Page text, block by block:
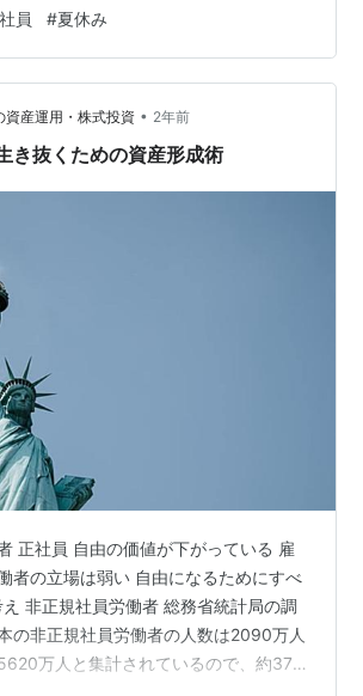
てしまったので夏休みの小学生の利用
活発すぎて、そわそわしてしまう。 そ
我しないかとかもあるし、周囲の乳幼
いかも ひやっとする場面がある。保護
もたちになら、必要があれば職員が 声
員 #夏休み
資産運用・株式投資 • 2年前
き抜くための資産形成術
正社員 自由の価値が下がっている 雇
者の立場は弱い 自由になるためにすべ
非正規社員労働者 総務省統計局の調
の非正規社員労働者の人数は2090万人
万人と集計されているので、約37％